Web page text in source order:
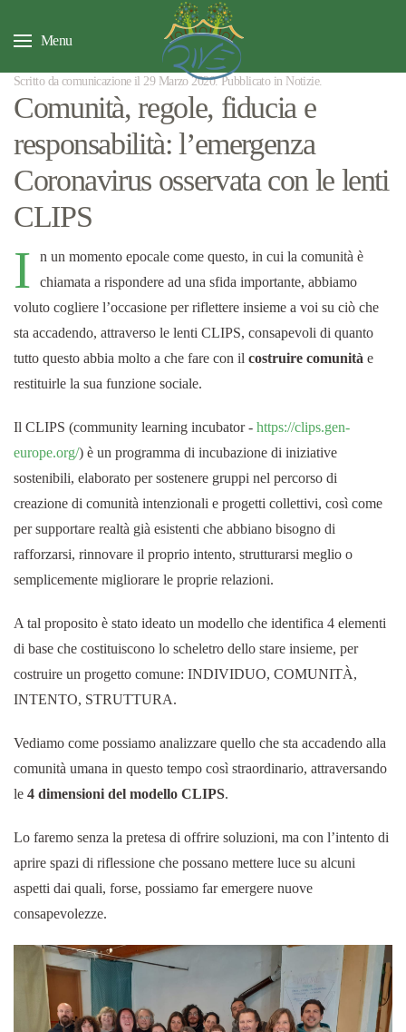
Menu
Scritto da comunicazione il29 Marzo 2020. Pubblicato in Notizie.
Comunità, regole, fiducia e
responsabilità: l’emergenza
Coronavirus osservata con le lenti
CLIPS
I
n un momento epocale come questo, in cui la comunità è
chiamata a rispondere ad una sfida importante, abbiamo
voluto cogliere l’occasione per riflettere insieme a voi su ciò che
sta accadendo, attraverso le lenti CLIPS, consapevoli di quanto
tutto questo abbia molto a che fare con il costruire comunità e
restituirle la sua funzione sociale.
Il CLIPS (community learning incubator - https://clips.gen-
europe.org/) è un programma di incubazione di iniziative
sostenibili, elaborato per sostenere gruppi nel percorso di
creazione di comunità intenzionali e progetti collettivi, così come
per supportare realtà già esistenti che abbiano bisogno di
rafforzarsi, rinnovare il proprio intento, strutturarsi meglio o
semplicemente migliorare le proprie relazioni.
A tal proposito è stato ideato un modello che identifica 4 elementi
di base che costituiscono lo scheletro dello stare insieme, per
costruire un progetto comune: INDIVIDUO, COMUNITÀ,
INTENTO, STRUTTURA.
Vediamo come possiamo analizzare quello che sta accadendo alla
comunità umana in questo tempo così straordinario, attraversando
le 4 dimensioni del modello CLIPS.
Lo faremo senza la pretesa di offrire soluzioni, ma con l’intento di
aprire spazi di riflessione che possano mettere luce su alcuni
aspetti dai quali, forse, possiamo far emergere nuove
consapevolezze.